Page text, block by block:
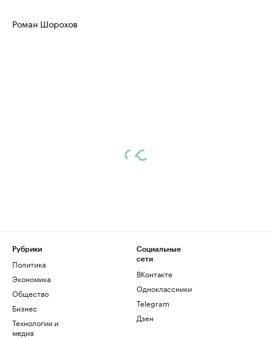
Роман Шорохов
Рубрики
Политика
Экономика
Общество
Бизнес
Технологии и
медиа
Социальные
сети
ВКонтакте
Одноклассники
Telegram
Дзен